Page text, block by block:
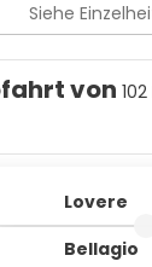
Siehe
von
Lovere
Bellagio